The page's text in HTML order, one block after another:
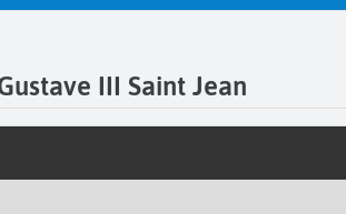
III Saint Jean